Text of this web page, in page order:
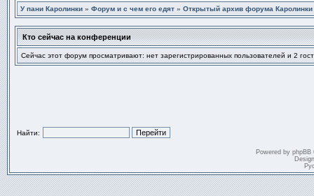
У пани Каролинки » Форум и с чем его едят » Открытый архив форума Каролинки
Кто сейчас на конференции
Сейчас этот форум просматривают: нет зарегистрированных пользователей и 2
Найти:
Powered by phpBB